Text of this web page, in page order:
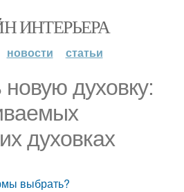
ИНТЕРЬЕРА
новости статьи
духовку:
духовках
выбрать?